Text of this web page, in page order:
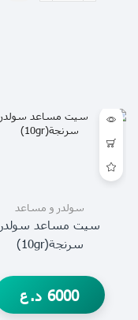
سولدر و مساعد
سيت مساعد سولدر
سرنجة(10gr)
6000 د.ع